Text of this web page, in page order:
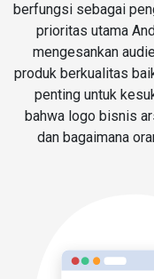
berfungsi sebagai
prioritas utama
mengesankan
produk berkualitas
penting untuk
bahwa logo bisnis
dan bagaimana